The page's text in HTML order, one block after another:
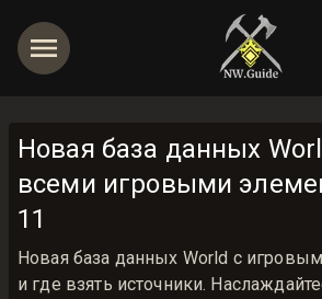
Новая база данных
всеми игровыми
11
Новая база данных World с
и где взять источники.